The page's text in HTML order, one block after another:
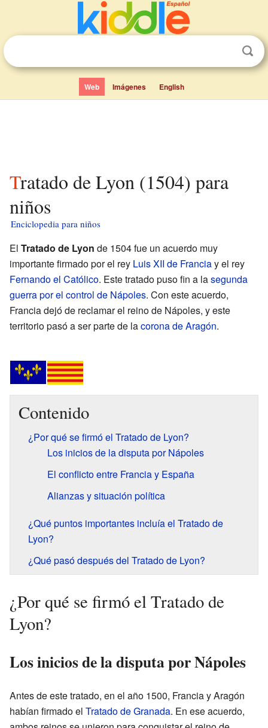
Web Imágenes English
Tratado de Lyon (1504) para
niños
Enciclopedia para niños
El Tratado de Lyon de 1504 fue un acuerdo muy
importante firmado por el rey Luis XII de Franciay el rey
Fernando el Católico. Este tratado puso fin a lasegunda
guerra por el control de Nápoles. Con este acuerdo,
Francia dejó de reclamar el reino de Nápoles, y este
territorio pasó a ser parte de lacorona de Aragón.
Contenido
¿Por qué se firmó el Tratado de Lyon?
Los inicios de la disputa por Nápoles
El conflicto entre Francia y España
Alianzas y situación política
¿Qué puntos importantes incluía el Tratado de
Lyon?
¿Qué pasó después del Tratado de Lyon?
¿Por qué se firmó el Tratado de
Lyon?
Los inicios de la disputa por Nápoles
Antes de este tratado, en el año 1500, Francia y Aragón
habían firmado el Tratado de Granada. En ese acuerdo,